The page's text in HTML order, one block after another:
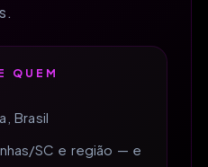
QUEM
Brasil
SC e região — e